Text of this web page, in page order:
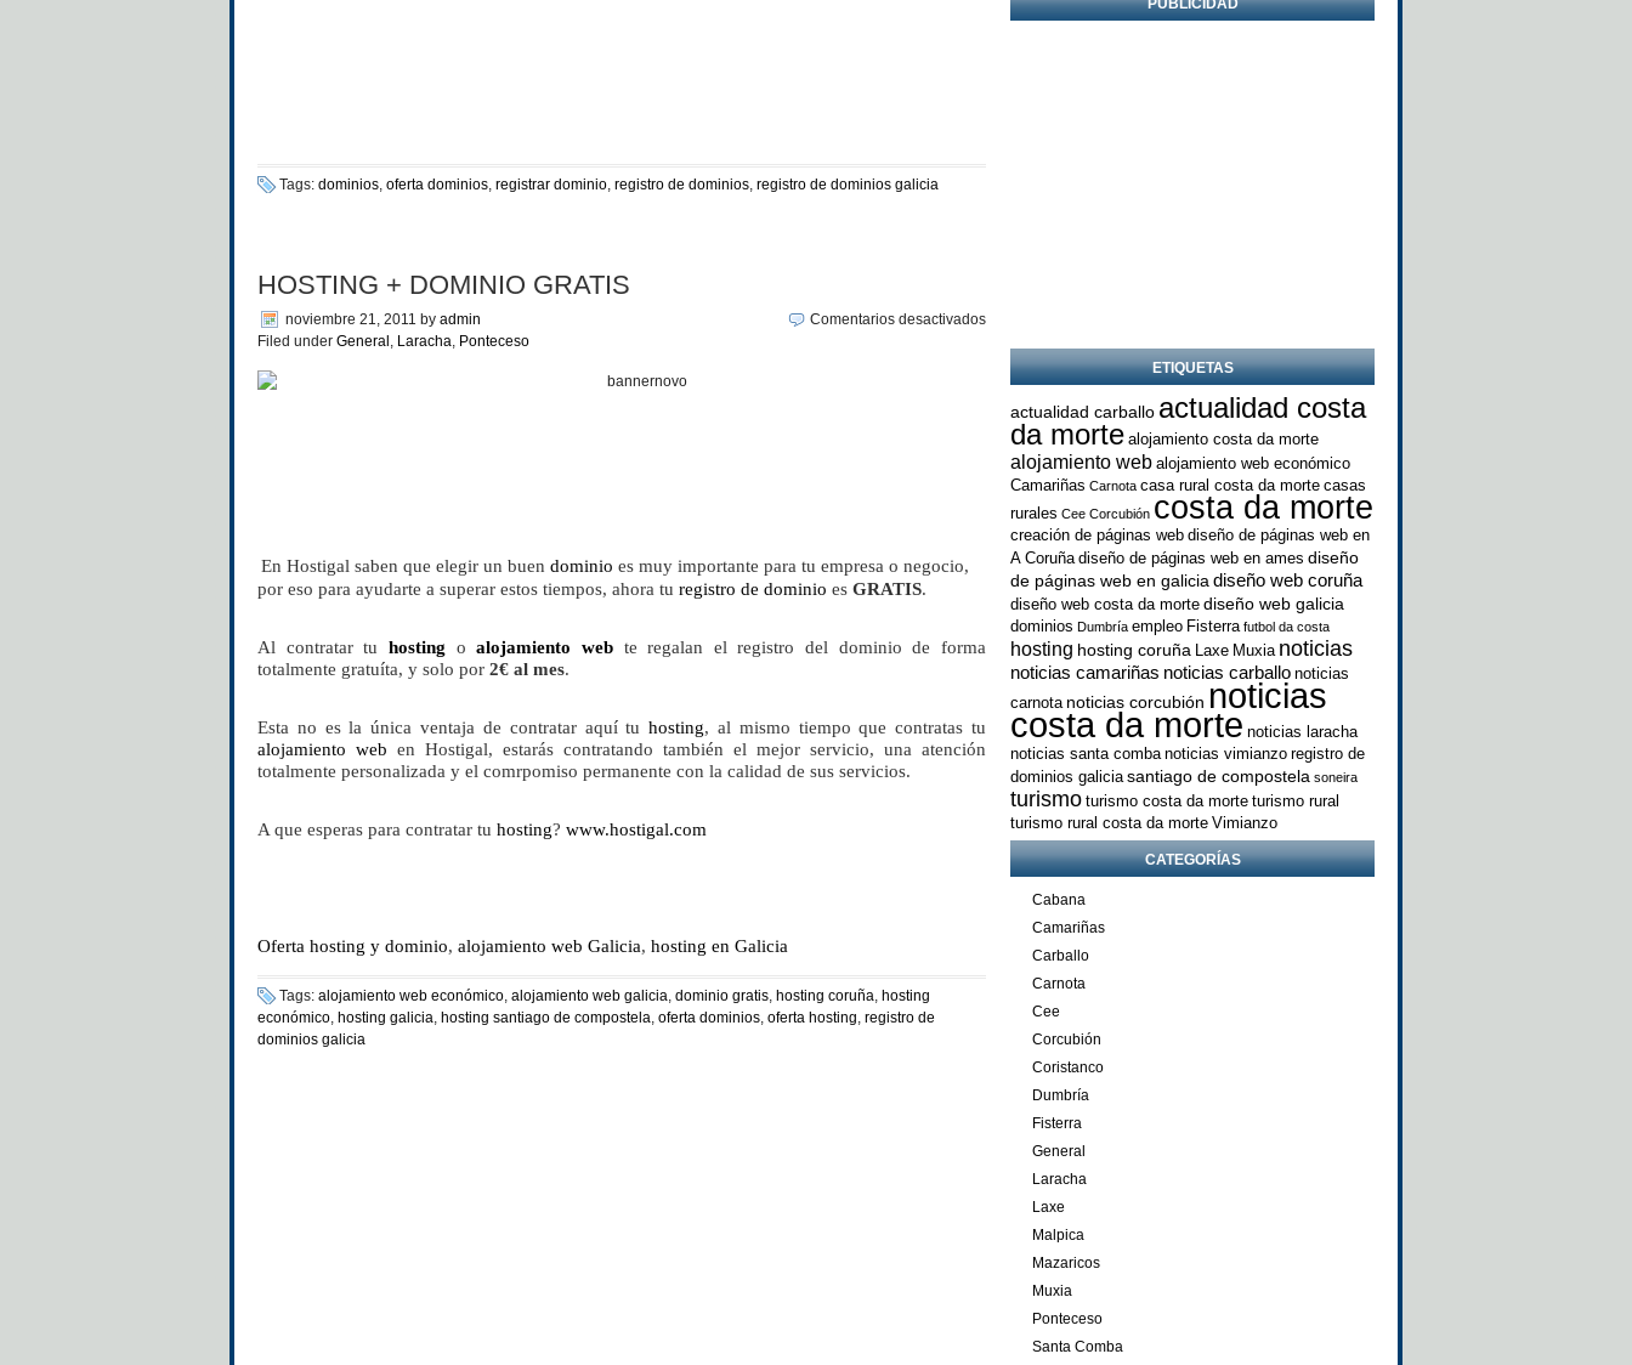
Tags: dominios, oferta dominios, registrar dominio, registro de dominios, registro de dominios galicia
HOSTING + DOMINIO GRATIS
noviembre 21, 2011 by admin
Filed under General , Laracha, Ponteceso
Comentarios desactivadosen
DOMINIO
GRATIS
En Hostigal saben que elegir un buen dominio es muy importante para tu empresa o negocio,
por eso para ayudarte a superar estos tiempos, ahora tu registro de dominio es GRATIS.
Al contratar tu hosting oalojamiento web te regalan el registro del dominio de forma
totalmente gratuíta, y solo por 2€ al mes.
Esta no es la única ventaja de contratar aquí tuhosting, al mismo tiempo que contratas tu
alojamiento web en Hostigal, estarás contratando también el mejor servicio, una atención
totalmente personalizada y el comrpomiso permanente con la calidad de sus servicios.
A que esperas para contratar tu hosting? www.hostigal.com
Oferta hosting y dominio, alojamiento web Galicia, hosting en Galicia
Tags: alojamiento web económico, alojamiento web galicia, dominio gratis, hosting coruña, hosting
económico, hosting galicia, hosting santiago de compostela, oferta dominios, oferta hosting, registro de
dominios galicia
PUBLICIDAD
ETIQUETAS
actualidad carballo actualidad costa
da morte alojamiento costa da morte
alojamiento web alojamiento web económico
Camariñas Carnota casa rural costa da morte casas
rurales Cee Corcubión costa da morte
creación de páginas web diseño de páginas web en
A Coruña diseño de páginas web en ames diseño
de páginas web en galicia diseño web coruña
diseño web costa da morte diseño web galicia
dominios Dumbría empleo Fisterra futbol da costa
hosting hosting coruña Laxe Muxia noticias
noticias camariñas noticias carballo noticias
carnota noticias corcubión noticias
costa da morte noticias laracha
noticias santa comba noticias vimianzo registro de
dominios galicia santiago de compostela soneira
turismo turismo costa da morte turismo rural
turismo rural costa da morte Vimianzo
CATEGORÍAS
Cabana
Camariñas
Carballo
Carnota
Cee
Corcubión
Coristanco
Dumbría
Fisterra
General
Laracha
Laxe
Malpica
Mazaricos
Muxia
Ponteceso
Santa Comba